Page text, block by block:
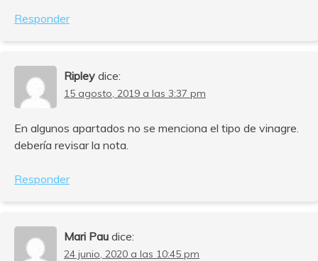
Responder
Ripley dice:
15 agosto, 2019 a las 3:37 pm
En algunos apartados no se menciona el tipo de vinagre.
debería revisar la nota.
Responder
Mari Pau dice:
24 junio, 2020 a las 10:45 pm